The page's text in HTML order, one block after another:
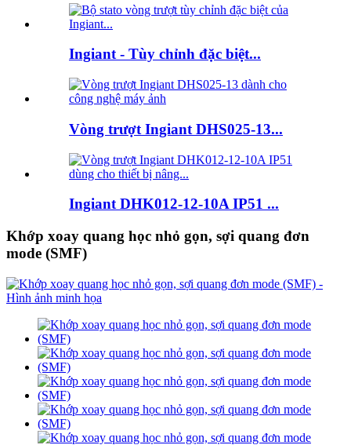
Ingiant - Tùy chỉnh đặc biệt...
Vòng trượt Ingiant DHS025-13...
Ingiant DHK012-12-10A IP51 ...
Khớp xoay quang học nhỏ gọn, sợi quang đơn
mode (SMF)